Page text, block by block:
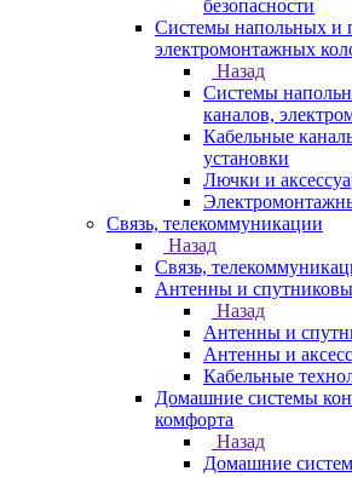
безопасности
Системы напольных и
электромонтажных
Назад
Системы
каналов,
Кабельные
установки
Лючки и
Связь, телекоммуникации
Назад
Связь,
Антенны и
Назад
Антенны и
Антенны и
Кабельные
Домашние системы
комфорта
Назад
Домашние